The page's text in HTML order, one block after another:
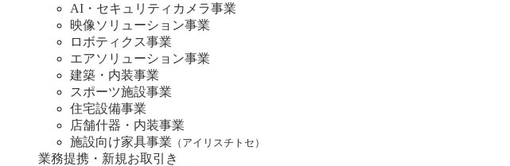
AI・セキュリティカメラ事業
映像ソリューション事業
ロボティクス事業
エアソリューション事業
建築・内装事業
スポーツ施設事業
住宅設備事業
店舗什器・内装事業
施設向け家具事業 （アイリスチトセ）
業務提携・新規お取引き